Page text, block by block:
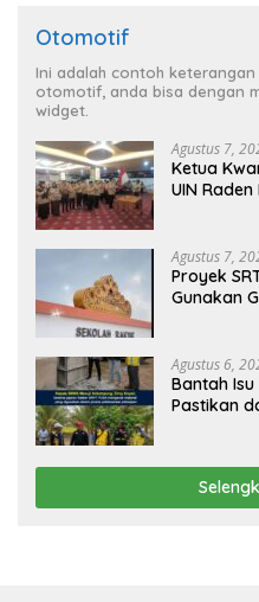
Otomotif
Ini adalah contoh
otomotif, anda bisa dengan
widget.
Agustus 7,
Ketua
UIN
Agustus 7,
Proyek
Gunakan GRC, PT Brantas
Agustus 6,
Bantah Isu
Pastikan